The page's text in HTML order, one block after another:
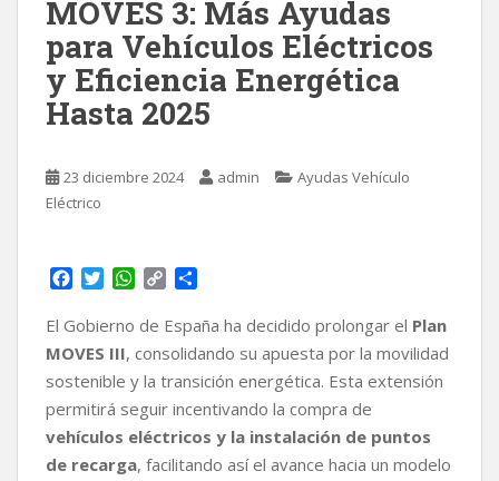
MOVES 3: Más Ayudas
para Vehículos Eléctricos
y Eficiencia Energética
Hasta 2025
23 diciembre 2024 admin
Ayudas Vehículo
Eléctrico
c
e
b
o
o
k
i
e
r
W
a
t
s
A
p
p
p
y
L
i
n
k
m
p
a
r
t
i
r
El Gobierno de España ha decidido prolongar el Plan
MOVES III, consolidando su apuesta por la movilidad
sostenible y la transición energética. Esta extensión
permitirá seguir incentivando la compra de
vehículos eléctricos y la instalación de puntos
de recarga, facilitando así el avance hacia un modelo